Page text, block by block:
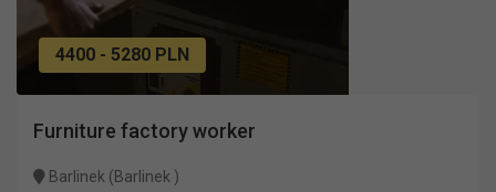
4400 - 5280 PLN
Furniture factory worker
Barlinek (Barlinek )